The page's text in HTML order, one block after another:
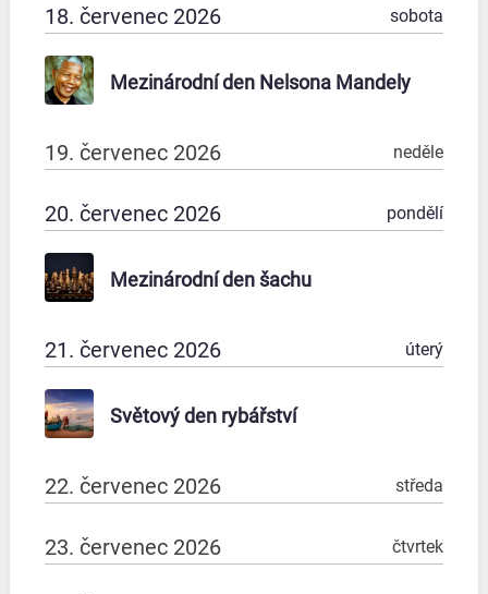
18. červenec 2026 sobota
Mezinárodní den Nelsona Mandely
19. červenec 2026 neděle
20. červenec 2026 pondělí
Mezinárodní den šachu
21. červenec 2026 úterý
Světový den rybářství
22. červenec 2026 středa
23. červenec 2026 čtvrtek